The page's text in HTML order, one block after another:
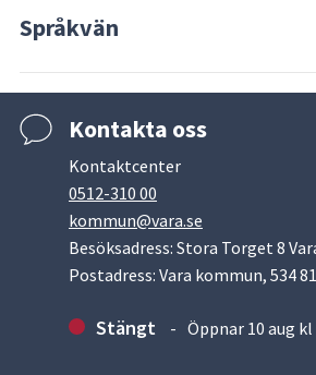
Språkvän
Kontakta oss
Kontaktcenter
0512-310 00
kommun@vara.se
Besöksadress: Stora Torget 8
Postadress: Vara kommun, 534
Stängt Öppnar 10 aug kl